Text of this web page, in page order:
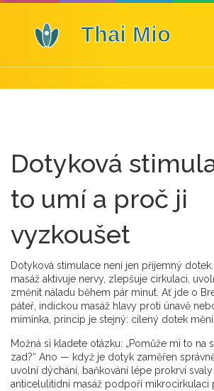
Dotyková
to umí a proč ji
vyzkoušet
Dotyková stimulace není jen příjemný
masáž aktivuje nervy, zlepšuje cirkulaci,
změnit náladu během pár minut. Ať jde o
páteř, indickou masáž hlavy proti únavě
miminka, princip je stejný: cílený dotek
Možná si kladete otázku: „Pomůže mi to na
zad?“ Ano — když je dotyk zaměřen
uvolní dýchání, baňkování lépe prokrví
anticelulitidní masáž podpoří mikrocirkulaci